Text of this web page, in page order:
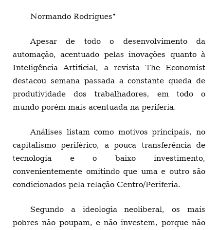
Normando Rodrigues*
Apesar de todo o desenvolvimento da
automação, acentuado pelas inovações quanto à
Inteligência Artificial, a revista The Economist
destacou semana passada a constante queda de
produtividade dos trabalhadores, em todo o
mundo porém mais acentuada na periferia.
Análises listam como motivos principais, no
capitalismo periférico, a pouca transferência de
tecnologia e o baixo investimento,
convenientemente omitindo que uma e outro são
condicionados pela relação Centro/Periferia.
Segundo a ideologia neoliberal, os mais
pobres não poupam, e não investem, porque não